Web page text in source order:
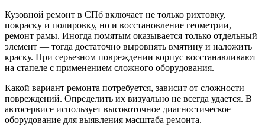
Кузовной ремонт в СПб включает не только рихтовку,
покраску и полировку, но и восстановление геометрии,
ремонт рамы. Иногда помятым оказывается только отдельный
элемент — тогда достаточно выровнять вмятину и наложить
краску. При серьезном повреждении корпус восстанавливают
на стапеле с применением сложного оборудования.
Какой вариант ремонта потребуется, зависит от сложности
повреждений. Определить их визуально не всегда удается. В
автосервисе использует высокоточное диагностическое
оборудование для выявления масштаба ремонта.